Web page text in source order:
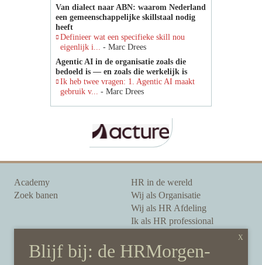
Van dialect naar ABN: waarom Nederland
een gemeenschappelijke skillstaal nodig
heeft
Definieer wat een specifieke skill nou
eigenlijk i... - Marc Drees
Agentic AI in de organisatie zoals die
bedoeld is — en zoals die werkelijk is
Ik heb twee vragen: 1. Agentic AI maakt
gebruik v... - Marc Drees
Academy
Zoek banen
HR in de wereld
Wij als Organisatie
Wij als HR Afdeling
Ik als HR professional
Onze auteurs
Onze partners
Sponsoring